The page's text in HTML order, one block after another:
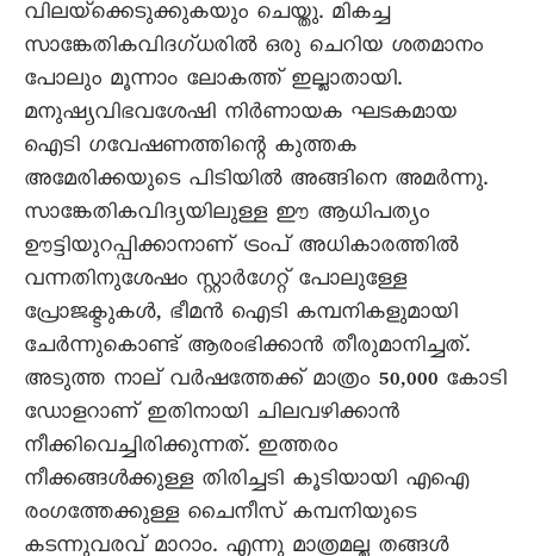
വിലയ്‌ക്കെടുക്കുകയും ചെയ്തു. മികച്ച
സാങ്കേതികവിദഗ്ധരിൽ ഒരു ചെറിയ ശതമാനം
പോലും മൂന്നാം ലോകത്ത് ഇല്ലാതായി.
മനുഷ്യവിഭവശേഷി നിർണായക ഘടകമായ
ഐടി ഗവേഷണത്തിന്റെ കുത്തക
അമേരിക്കയുടെ പിടിയിൽ അങ്ങിനെ അമർന്നു.
സാങ്കേതികവിദ്യയിലുള്ള ഈ ആധിപത്യം
ഊട്ടിയുറപ്പിക്കാനാണ് ട്രംപ് അധികാരത്തിൽ
വന്നതിനുശേഷം സ്റ്റാർഗേറ്റ് പോലുള്ളേ
പ്രോജക്ടുകൾ, ഭീമൻ ഐടി കമ്പനികളുമായി
ചേർന്നുകൊണ്ട് ആരംഭിക്കാൻ തീരുമാനിച്ചത്.
അടുത്ത നാല് വർഷത്തേക്ക് മാത്രം 50,000 കോടി
ഡോളറാണ് ഇതിനായി ചിലവഴിക്കാൻ
നീക്കിവെച്ചിരിക്കുന്നത്. ഇത്തരം
നീക്കങ്ങൾക്കുള്ള തിരിച്ചടി കൂടിയായി എഐ
രംഗത്തേക്കുള്ള ചൈനീസ് കമ്പനിയുടെ
കടന്നുവരവ് മാറാം. എന്നു മാത്രമല്ല തങ്ങൾ